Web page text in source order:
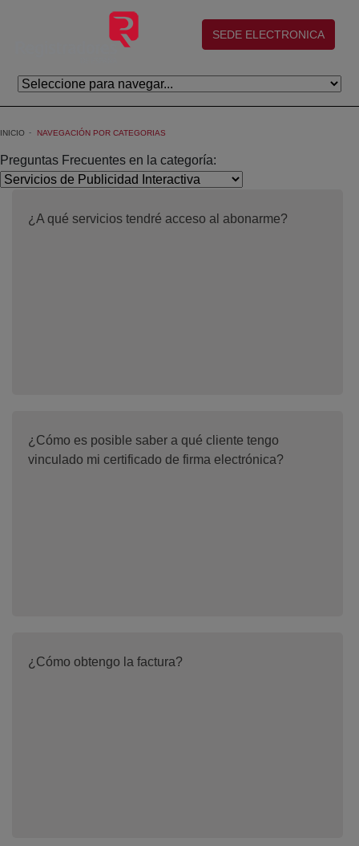
Saltar al contenido principal
(abre en nueva ventana)
SEDE ELECTRONICA
INICIO NAVEGACIÓN POR CATEGORIAS
Preguntas Frecuentes en la categoría:
¿A qué servicios tendré acceso al abonarme?
¿Cómo es posible saber a qué cliente tengo
vinculado mi certificado de firma electrónica?
¿Cómo obtengo la factura?